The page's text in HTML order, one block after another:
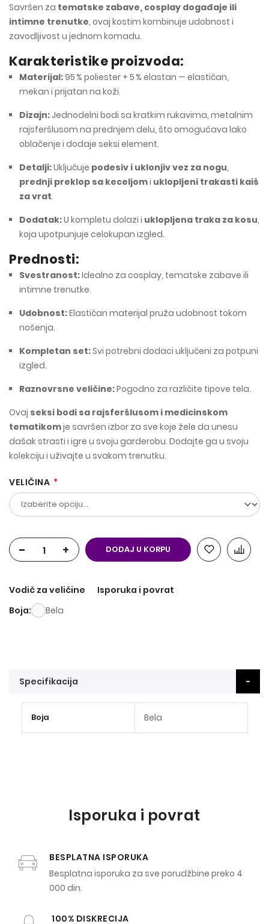
Savršen za tematske zabave, cosplay događaje ili
intimne trenutke, ovaj kostim kombinuje udobnost i
zavodljivost u jednom komadu.
Karakteristike proizvoda:
Materijal:95 % poliester + 5 % elastan — elastičan,
mekan i prijatan na koži.
Dizajn:Jednodelni bodi sa kratkim rukavima, metalnim
rajsferšlusom na prednjem delu, što omogućava lako
oblačenje i dodaje seksi element.
Detalji:Uključuje podesiv i uklonjiv vez za nogu,
prednji preklop sa keceljomi uklopljeni trakasti kaiš
za vrat.
Dodatak:U kompletu dolazi i uklopljena traka za kosu,
koja upotpunjuje celokupan izgled.
Prednosti:
Svestranost:Idealno za cosplay, tematske zabave ili
intimne trenutke.
Udobnost:Elastičan materijal pruža udobnost tokom
nošenja.
Kompletan set:Svi potrebni dodaci uključeni za potpuni
izgled.
Raznovrsne veličine:Pogodno za različite tipove tela.
Ovaj seksi bodi sa rajsferšlusom i medicinskom
tematikomje savršen izbor za sve koje žele da unesu
dašak strasti i igre u svoju garderobu. Dodajte ga u svoju
kolekciju i uživajte u svakom trenutku.
VELIČINA
- + DODAJ U KORPU
Vodič za veličine
Isporuka i povrat
Boja
Bela
Specifikacija
informacija
Boja Bela
Isporuka i povrat
BESPLATNA ISPORUKA
Besplatna isporuka za sve porudžbine preko 4
000 din.
100% DISKRECIJA